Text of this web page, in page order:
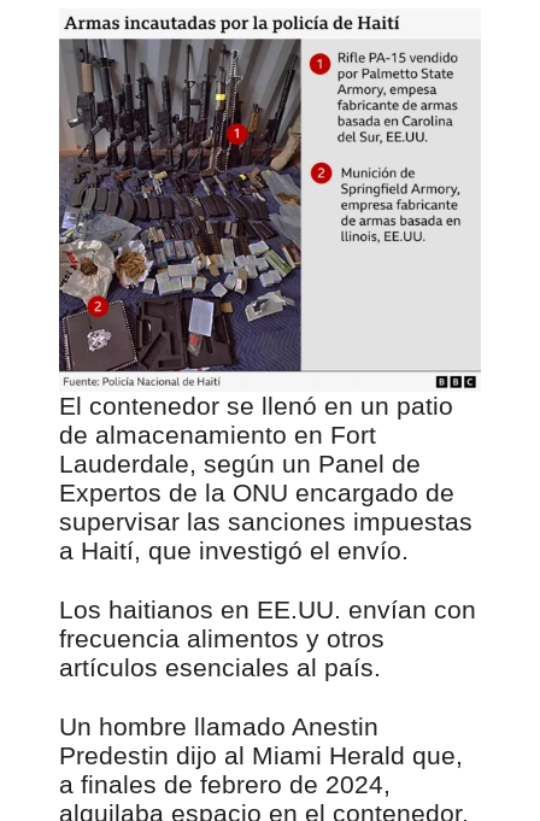
El contenedor se llenó en un patio
de almacenamiento en Fort
Lauderdale, según un Panel de
Expertos de la ONU encargado de
supervisar las sanciones impuestas
a Haití, que investigó el envío.
Los haitianos en EE.UU. envían con
frecuencia alimentos y otros
artículos esenciales al país.
Un hombre llamado Anestin
Predestin dijo al Miami Herald que,
a finales de febrero de 2024,
alquilaba espacio en el contenedor.